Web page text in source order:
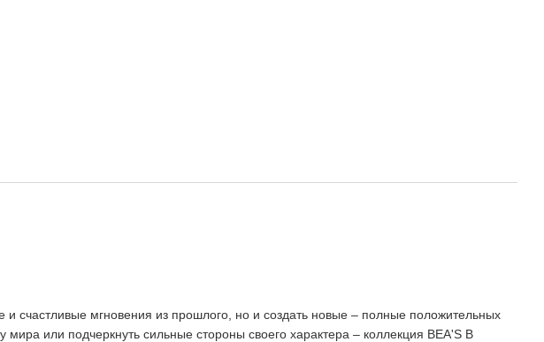
счастливые мгновения из прошлого, но и создать новые – полные положительных
или подчеркнуть сильные стороны своего характера – коллекция BEA'S В